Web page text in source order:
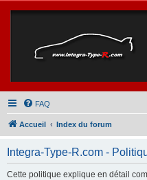
FAQ
Accueil Index du forum
Integra-Type-R.com -
Cette politique explique en détail